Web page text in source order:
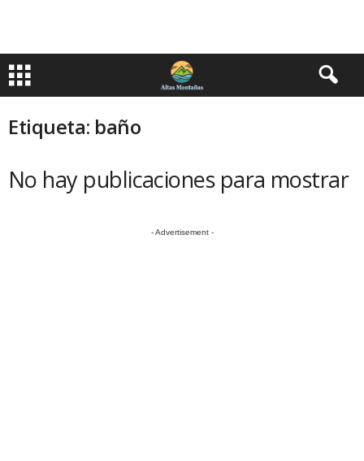
Etiqueta: baño
No hay publicaciones para mostrar
- Advertisement -